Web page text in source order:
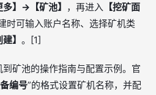
多】→【矿池】 ，再进入 【挖矿面
时可输入账户名称、选择矿机类
建】 。[1]
矿池的操作指南与配置示例。官
编号”的格式设置矿机名称，并配